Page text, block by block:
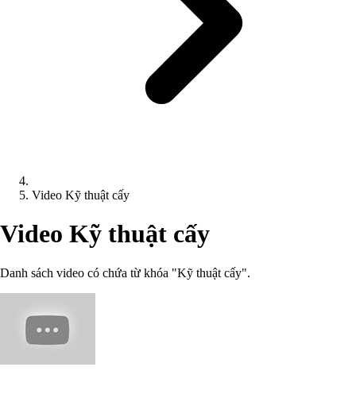
Video Kỹ thuật cấy
Video Kỹ thuật cấy
Danh sách video có chứa từ khóa "Kỹ thuật cấy".